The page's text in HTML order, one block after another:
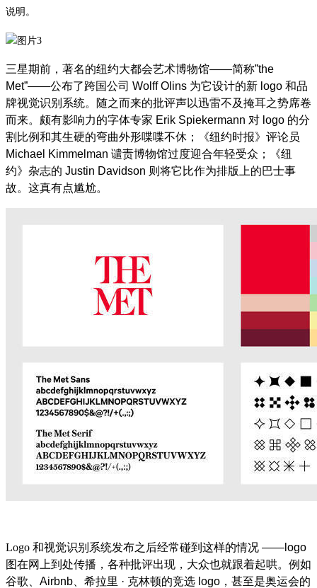
说明。
三星期前，著名的纽约大都会艺术博物馆——简称”the
Met”——公布了跨国公司 Wolff Olins 为它设计的新 logo 和品
牌视觉识别系统。随之而来的批评声以迅雷不及掩耳之势席卷
而来。颇有影响力的字体专家 Erik Spiekermann 对 logo 的分
割比例和其生硬的弯曲外形喋喋不休；《纽约时报》评论员
Michael Kimmelman 谴责博物馆过度迎合年轻受众；《纽
约》杂志的 Justin Davidson 则将它比作为排版上的巴士事
故。这真有点尴尬。
Logo 和视觉识别系统发布之后经常碰到这样的情况 ——logo
图在网上到处传播，各种批评出现，大众也就跟着起哄。例如
谷歌、 Airbnb 、希拉里 · 克林顿的竞选 logo ，甚至是奥运会的